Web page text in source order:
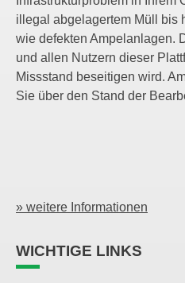
illegal abgelagertem Müll bis
wie defekten Ampelanlagen.
und allen Nutzern dieser
Missstand beseitigen wird.
Sie über den Stand der
» weitere Informationen
WICHTIGE LINKS